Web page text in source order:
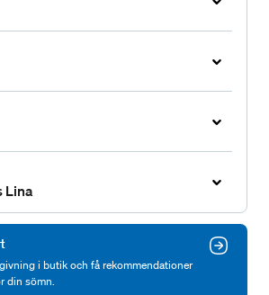
Lina
i butik och få rekommendationer
din sömn.